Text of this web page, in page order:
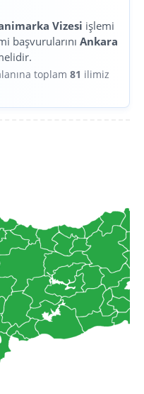
Vizesi işlemi
başvurularını Ankara
toplam 81 ilimiz